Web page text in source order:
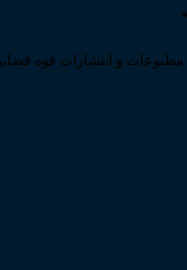
و انتشارات قوه